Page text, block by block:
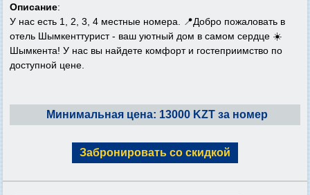
Описание:
У нас есть 1, 2, 3, 4 местные номера. 📍Добро пожаловать в
отель Шымкенттурист - ваш уютный дом в самом сердце ☀️
Шымкента! У нас вы найдете комфорт и гостеприимство по
доступной цене.
Минимальная цена: 13000 KZT за номер
Забронировать со скидкой